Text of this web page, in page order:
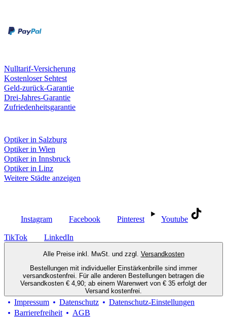
Nulltarif-Versicherung
Kostenloser Sehtest
Geld-zurück-Garantie
Drei-Jahres-Garantie
Zufriedenheitsgarantie
Optiker in Salzburg
Optiker in Wien
Optiker in Innsbruck
Optiker in Linz
Weitere Städte anzeigen
Instagram Facebook Pinterest Youtube
TikTok LinkedIn
Alle Preise inkl. MwSt. und zzgl. Versandkosten
Bestellungen mit individueller Einstärkenbrille sind immer
versandkostenfrei. Für alle anderen Bestellungen betragen die
Versandkosten € 4,90; ab einem Warenwert von € 35 erfolgt der
Versand kostenfrei.
Impressum Datenschutz
Datenschutz-Einstellungen
Barrierefreiheit
AGB